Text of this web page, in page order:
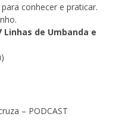
conhecer e praticar.
Linhas de Umbanda e
– PODCAST